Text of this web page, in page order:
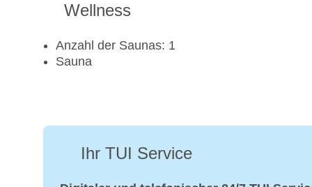
Wellness
Anzahl der Saunas: 1
Sauna
Ihr TUI Service